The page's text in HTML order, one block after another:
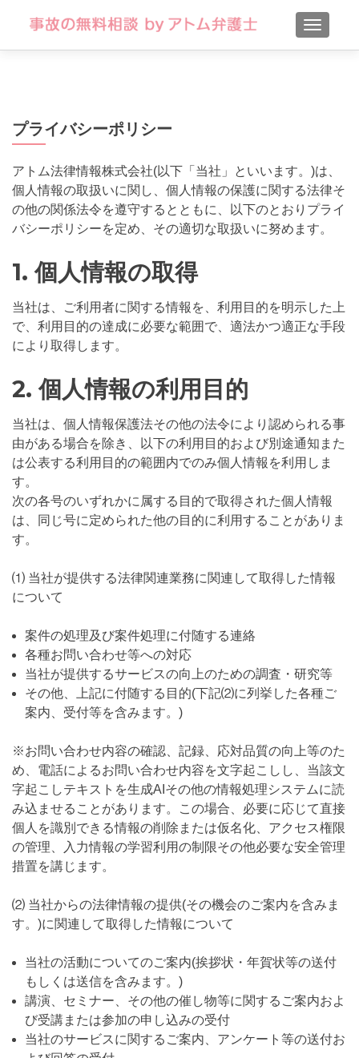
プライバシーポリシー
アトム法律情報株式会社(以下「当社」といいます。)は、
個人情報の取扱いに関し、個人情報の保護に関する法律そ
の他の関係法令を遵守するとともに、以下のとおりプライ
バシーポリシーを定め、その適切な取扱いに努めます。
1. 個人情報の取得
当社は、ご利用者に関する情報を、利用目的を明示した上
で、利用目的の達成に必要な範囲で、適法かつ適正な手段
により取得します。
2. 個人情報の利用目的
当社は、個人情報保護法その他の法令により認められる事
由がある場合を除き、以下の利用目的および別途通知また
は公表する利用目的の範囲内でのみ個人情報を利用しま
す。
次の各号のいずれかに属する目的で取得された個人情報
は、同じ号に定められた他の目的に利用することがありま
す。
⑴ 当社が提供する法律関連業務に関連して取得した情報
について
案件の処理及び案件処理に付随する連絡
各種お問い合わせ等への対応
当社が提供するサービスの向上のための調査・研究等
その他、上記に付随する目的(下記⑵に列挙した各種ご
案内、受付等を含みます。)
※お問い合わせ内容の確認、記録、応対品質の向上等のた
め、電話によるお問い合わせ内容を文字起こしし、当該文
字起こしテキストを生成AIその他の情報処理システムに読
み込ませることがあります。この場合、必要に応じて直接
個人を識別できる情報の削除または仮名化、アクセス権限
の管理、入力情報の学習利用の制限その他必要な安全管理
措置を講じます。
⑵ 当社からの法律情報の提供(その機会のご案内を含みま
す。)に関連して取得した情報について
当社の活動についてのご案内(挨拶状・年賀状等の送付
もしくは送信を含みます。)
講演、セミナー、その他の催し物等に関するご案内およ
び受講または参加の申し込みの受付
当社のサービスに関するご案内、アンケート等の送付お